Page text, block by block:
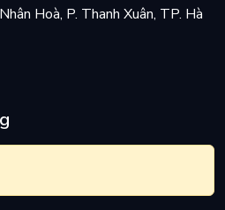
Hoà, P. Thanh Xuân, TP. Hà